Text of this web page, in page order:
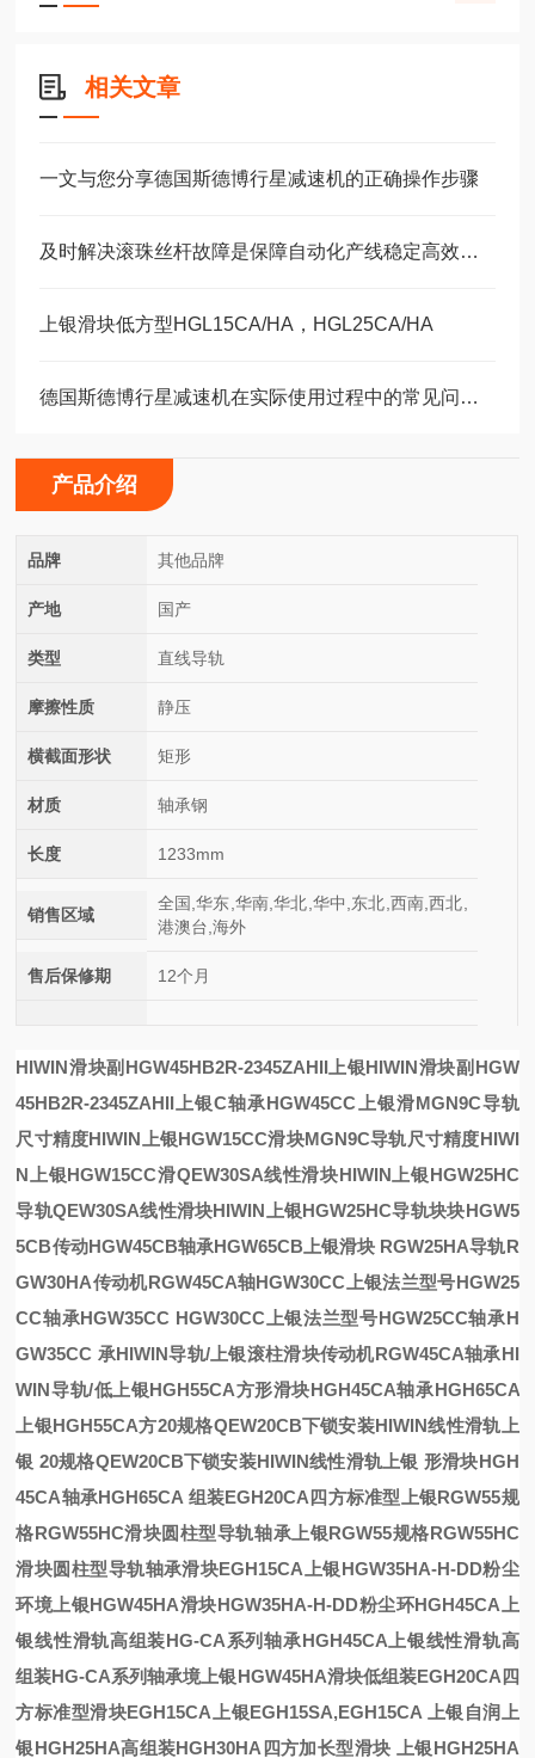
相关文章
一文与您分享德国斯德博行星减速机的正确操作步骤
及时解决滚珠丝杆故障是保障自动化产线稳定高效的关键
上银滑块低方型HGL15CA/HA，HGL25CA/HA
德国斯德博行星减速机在实际使用过程中的常见问题相应解决方法分享
产品介绍
品牌 其他品牌
产地 国产
类型 直线导轨
摩擦性质 静压
横截面形状 矩形
材质 轴承钢
长度 1233mm
销售区域
全国,华东,华南,华北,华中,东北,西南,西北,
港澳台,海外
售后保修期 12个月
HIWIN滑块副HGW45HB2R-2345ZAHII上银HIWIN滑块副HGW
45HB2R-2345ZAHII上银C轴承HGW45CC上银滑MGN9C导轨
尺寸精度HIWIN上银HGW15CC滑块MGN9C导轨尺寸精度HIWI
N上银HGW15CC滑QEW30SA线性滑块HIWIN上银HGW25HC
导轨QEW30SA线性滑块HIWIN上银HGW25HC导轨块块HGW5
5CB传动HGW45CB轴承HGW65CB上银滑块 RGW25HA导轨R
GW30HA传动机RGW45CA轴HGW30CC上银法兰型号HGW25
CC轴承HGW35CC HGW30CC上银法兰型号HGW25CC轴承H
GW35CC 承HIWIN导轨/上银滚柱滑块传动机RGW45CA轴承HI
WIN导轨/低 上银HGH55CA方形滑块HGH45CA轴承HGH65CA
上银HGH55CA方20规格QEW20CB下锁安装HIWIN线性滑轨上
银 20规格QEW20CB下锁安装HIWIN线性滑轨上银 形滑块HGH
45CA轴承HGH65CA 组装EGH20CA四方标准型 上银RGW55规
格RGW55HC滑块圆柱型导轨轴承 上银RGW55规格RGW55HC
滑块圆柱型导轨轴承滑块EGH15CA上银HGW35HA-H-DD粉尘
环境上银HGW45HA滑块HGW35HA-H-DD粉尘环HGH45CA上
银线性滑轨高组装HG-CA系列轴承HGH45CA上银线性滑轨高
组装HG-CA系列轴承境上银HGW45HA滑块低组装EGH20CA四
方标准型滑块EGH15CA上银EGH15SA,EGH15CA 上银 自润
上
银HGH25HA高组装HGH30HA四方加长型滑块
上银HGH25HA